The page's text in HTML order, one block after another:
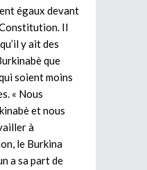
égaux devant
Il
y ait des
que
soient moins
« Nous
et nous
à
le Burkina
a sa part de